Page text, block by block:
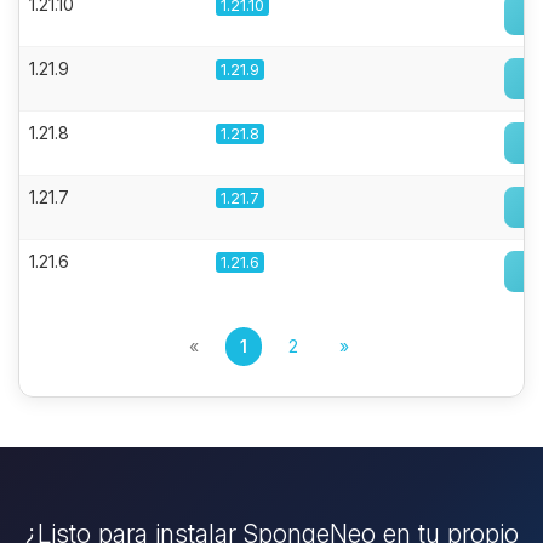
1.21.10 1.21.10
1.21.9 1.21.9
1.21.8 1.21.8
1.21.7 1.21.7
1.21.6 1.21.6
« 1 2 »
¿Listo para instalar SpongeNeo en tu propio